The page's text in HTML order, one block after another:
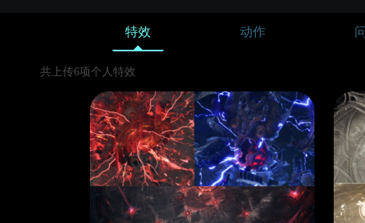
特效 动作
共上传6项个人特效